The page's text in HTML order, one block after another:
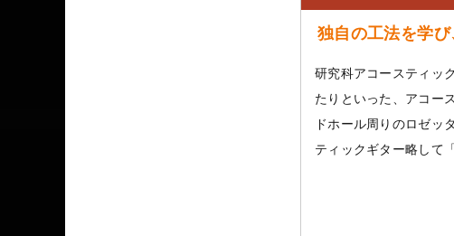
独自の工法を学び
研究科アコースティッ
たりといった、アコー
ドホール周りのロゼッ
ティックギター略して